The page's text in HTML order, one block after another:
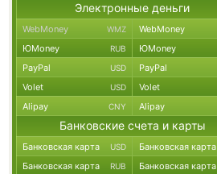
Электронные деньги
WebMoney WMZ WebMoney
ЮMoney RUB ЮMoney
PayPal USD PayPal
Volet USD Volet
Alipay CNY Alipay
Банковские счета и карты
Банковская карта USD Банковская карта
Банковская карта RUB Банковская карта